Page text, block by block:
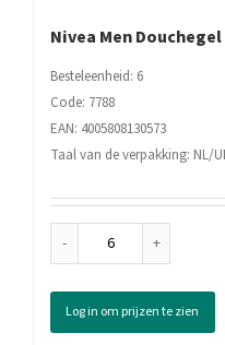
Nivea Men
Besteleenheid: 6
Code: 7788
EAN: 4005808130573
Taal van de verpakking: NL/
Nivea
Douchegel
Sensitive,
250
Log in om prijzen te zien